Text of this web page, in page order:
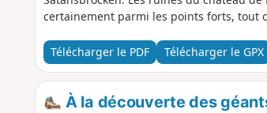
certainement parmi les points forts, tout
Télécharger le PDF
Télécharger le GPX
À la découverte des